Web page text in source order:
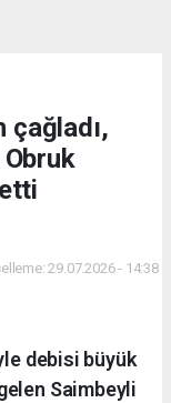
çağladı,
29.07.2026 - 14:38
debisi büyük
Saimbeyli